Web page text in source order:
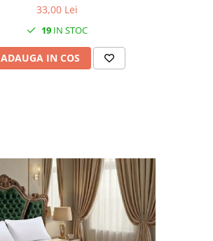
33,00 Lei
19 IN STOC
ADAUGA IN COS